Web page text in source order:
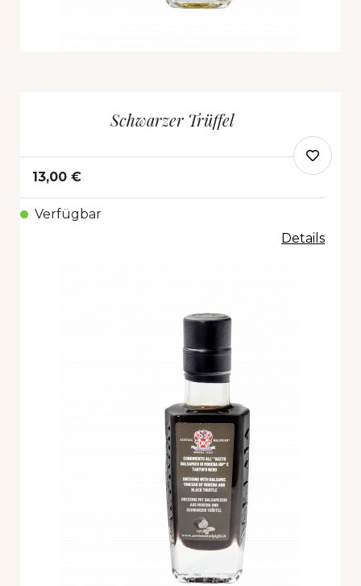
Schwarzer Trüffel
13,00 €
Verfügbar
Details